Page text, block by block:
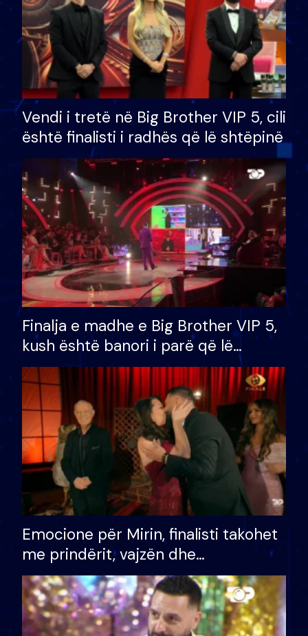
Vendi i tretë në Big Brother VIP 5, cili
është finalisti i radhës që lë shtëpinë
Finalja e madhe e Big Brother VIP 5,
kush është banori i parë që lë
shtëpinë dhe humb mundësinë për
të fituar çmimin e madh
Emocione për Mirin, finalisti takohet
me prindërit, vajzën dhe
bashkëshorten: S’kemi ndonjë letër
divorci apo jo?